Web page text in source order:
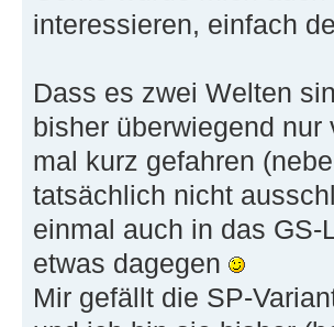
interessieren, einfach
Dass es zwei Welten
bisher überwiegend
mal kurz gefahren
tatsächlich nicht
einmal auch in das
etwas dagegen
Mir gefällt die SP-